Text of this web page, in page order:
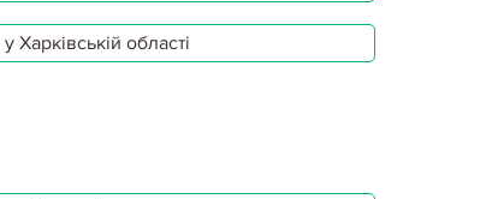
Харківській області